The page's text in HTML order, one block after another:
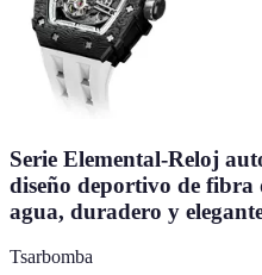
Serie Elemental-Reloj
diseño deportivo de fibra
agua, duradero y
Tsarbomba